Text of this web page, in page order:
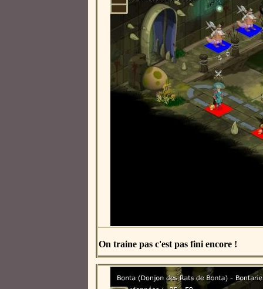
On traine pas c'est pas fini encore !